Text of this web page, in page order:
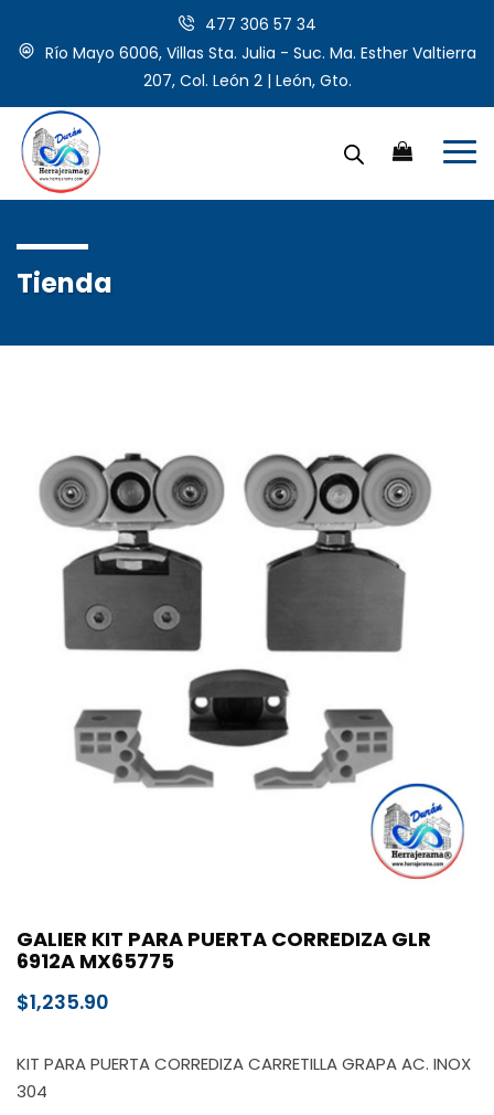
477 306 57 34
Río Mayo 6006, Villas Sta. Julia - Suc. Ma. Esther Valtierra
207, Col. León 2 | León, Gto.
Tienda
GALIER KIT PARA PUERTA CORREDIZA GLR
6912A MX65775
$1,235.90
KIT PARA PUERTA CORREDIZA CARRETILLA GRAPA AC. INOX
304